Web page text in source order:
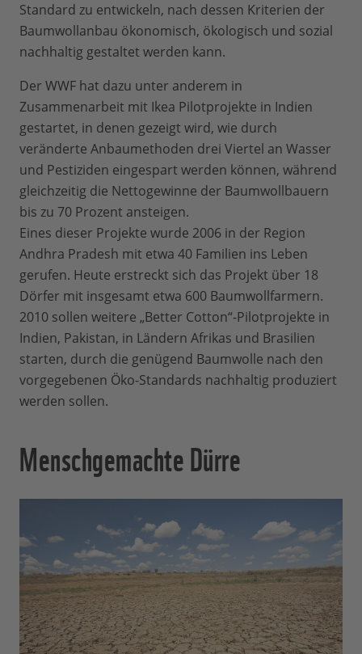
Standard zu entwickeln, nach dessen Kriterien der
Baumwollanbau ökonomisch, ökologisch und sozial
nachhaltig gestaltet werden kann.
Der WWF hat dazu unter anderem in
Zusammenarbeit mit Ikea Pilotprojekte in Indien
gestartet, in denen gezeigt wird, wie durch
veränderte Anbaumethoden drei Viertel an Wasser
und Pestiziden eingespart werden können, während
gleichzeitig die Nettogewinne der Baumwollbauern
bis zu 70 Prozent ansteigen.
Eines dieser Projekte wurde 2006 in der Region
Andhra Pradesh mit etwa 40 Familien ins Leben
gerufen. Heute erstreckt sich das Projekt über 18
Dörfer mit insgesamt etwa 600 Baumwollfarmern.
2010 sollen weitere „Better Cotton“-Pilotprojekte in
Indien, Pakistan, in Ländern Afrikas und Brasilien
starten, durch die genügend Baumwolle nach den
vorgegebenen Öko-Standards nachhaltig produziert
werden sollen.
Menschgemachte Dürre